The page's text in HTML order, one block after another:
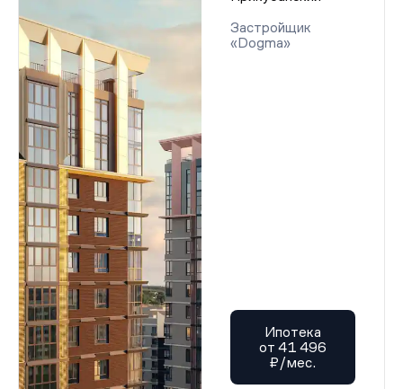
Застройщик
«Dogma»
Ипотека
от 41 496
₽/мес.